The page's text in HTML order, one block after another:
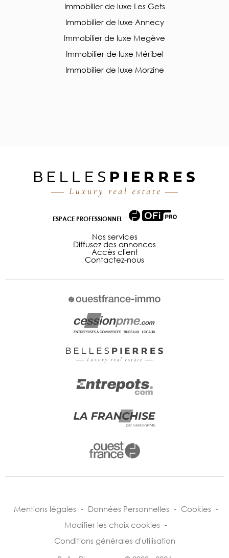
Immobilier de luxe Les Gets
Immobilier de luxe Annecy
Immobilier de luxe Megève
Immobilier de luxe Méribel
Immobilier de luxe Morzine
ESPACE PROFESSIONNEL
Nos services
Diffusez des annonces
Accès client
Contactez-nous
Mentions légales - Données Personnelles - Cookies -
Modifier les choix cookies -
Conditions générales d'utilisation